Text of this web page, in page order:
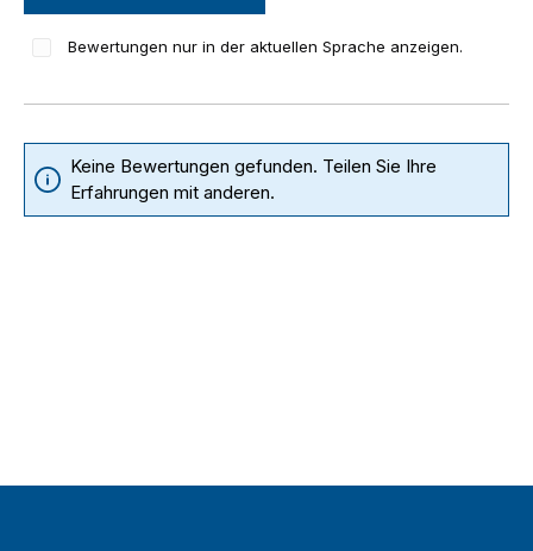
Bewertungen nur in der aktuellen Sprache anzeigen.
Keine Bewertungen gefunden. Teilen Sie Ihre
Erfahrungen mit anderen.